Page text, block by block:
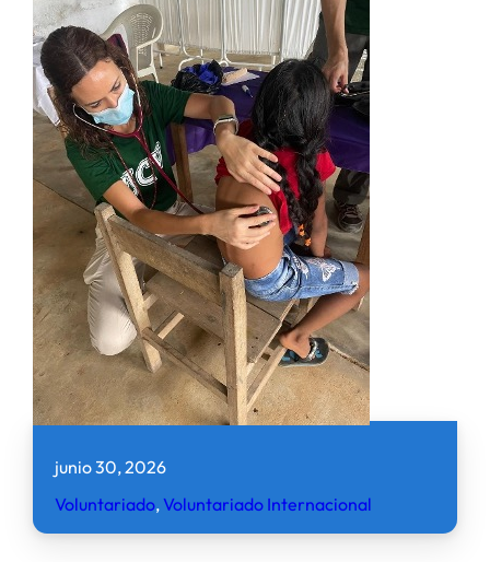
junio 30, 2026
Voluntariado, Voluntariado Internacional